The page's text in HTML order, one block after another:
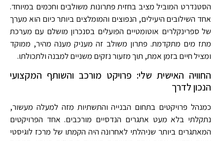
הסטנדרט המוביל מציב בחזית פתרונות משולבים וחכמים במיוחד.
אחד השילובים היעילים, הנפוצים והמומלצים ביותר כיום הוא מערך
של ספרינקלרים אוטומטיים הפועלים בסנכרון מושלם עם מערכת
מתז מים מתקדמת. פתרון משולב זה מעניק מענה מהיר, ממוקד
ומציל חיים בזמן אמת, תוך מזעור נזקים משניים למבנה ולתכולתו.
החוויה האישית שלי: פרויקט מורכב והשותף המקצועי
הנכון לדרך
כמנהל פרויקטים בתחום הבנייה והתשתיות מזה למעלה מעשור,
נתקלתי בלא מעט אתגרים הנדסיים מורכבים. אחד הפרויקטים
המאתגרים ביותר שניהלתי לאחרונה היה הקמתו של מרכז לוגיסטי